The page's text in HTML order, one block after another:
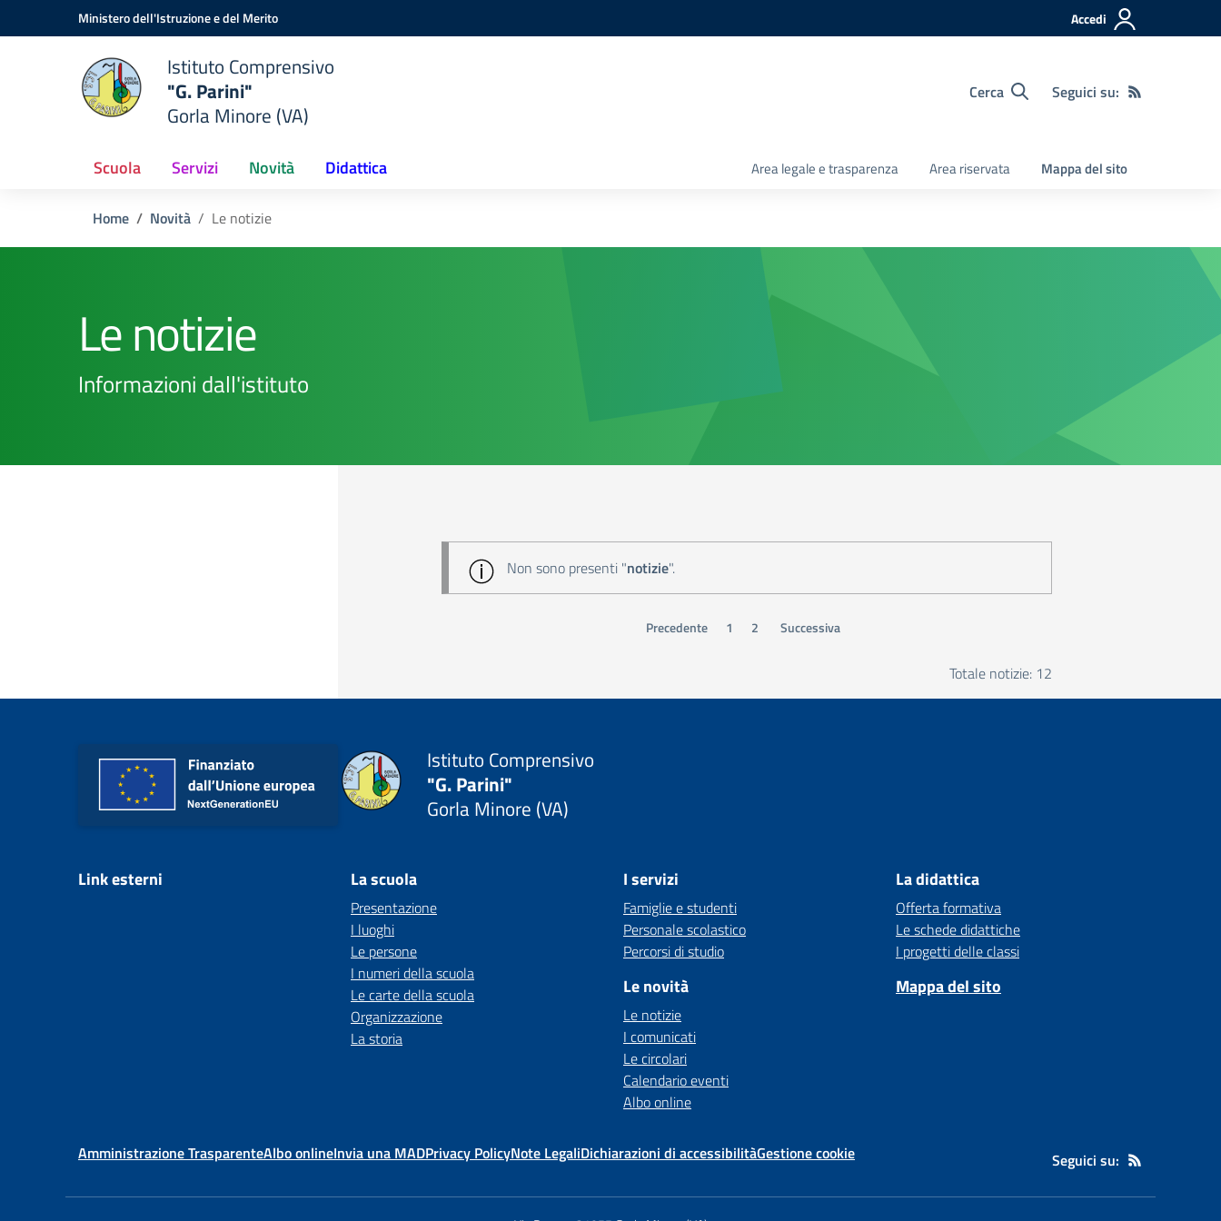
Vai ai contenuti
Vai al menu di navigazioneMinistero dell'Istruzione e del Merito Accedi
Istituto Comprensivo
"G. Parini"
Gorla Minore (VA)
Cerca Seguici su:
Scuola Servizi Novità Didattica Area legale e trasparenza Area riservata Mappa del sito
Home Novità Le notizie
Le notizie
Informazioni dall'istituto
Non sono presenti "notizie".
Precedente 1 2 Successiva
Totale notizie: 12
Istituto Comprensivo
"G. Parini"
Gorla Minore (VA)
Link esterni La scuola
Presentazione
I luoghi
Le persone
I numeri della scuola
Le carte della scuola
Organizzazione
La storia
I servizi
Famiglie e studenti
Personale scolastico
Percorsi di studio
Le novità
Le notizie
I comunicati
Le circolari
Calendario eventi
Albo online
La didattica
Offerta formativa
Le schede didattiche
I progetti delle classi
Mappa del sito
Amministrazione TrasparenteAlbo onlineInvia una MADPrivacy PolicyNote LegaliDichiarazioni di accessibilitàGestione cookie Seguici su: